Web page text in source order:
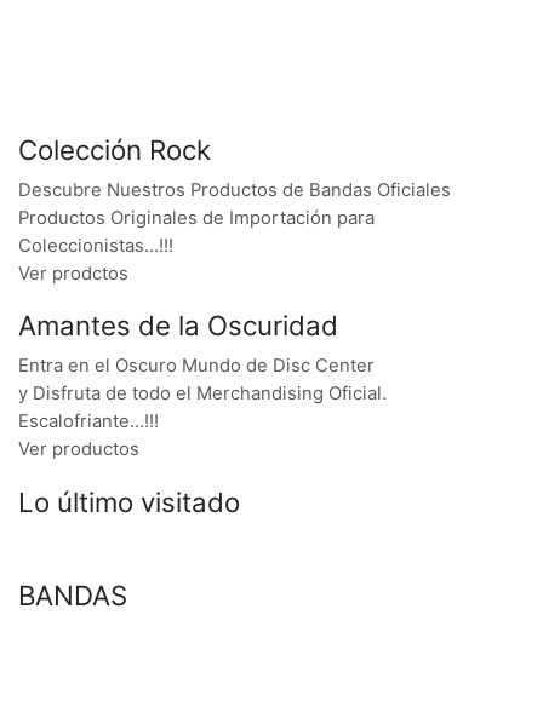
Colección Rock
Descubre Nuestros Productos de Bandas Oficiales
Productos Originales de Importación para
Coleccionistas…!!!
Ver prodctos
Amantes de la Oscuridad
Entra en el Oscuro Mundo de Disc Center
y Disfruta de todo el Merchandising Oficial.
Escalofriante…!!!
Ver productos
Lo último visitado
BANDAS